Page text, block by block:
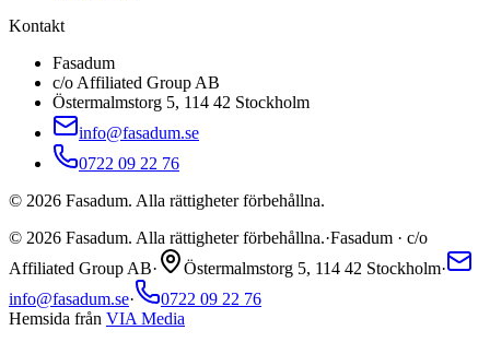
Kontakt
Fasadum
c/o Affiliated Group AB
Östermalmstorg 5, 114 42 Stockholm
info@fasadum.se
0722 09 22 76
© 2026 Fasadum. Alla rättigheter förbehållna.
© 2026 Fasadum. Alla rättigheter förbehållna.·Fasadum · c/o
Affiliated Group AB· Östermalmstorg 5, 114 42 Stockholm·
info@fasadum.se·
0722 09 22 76
Hemsida från VIA Media